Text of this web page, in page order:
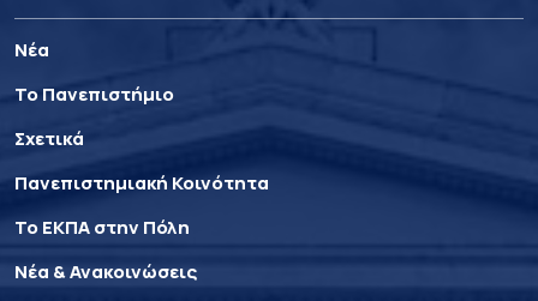
Νέα
Το Πανεπιστήμιο
Σχετικά
Πανεπιστημιακή Κοινότητα
Το ΕΚΠΑ στην Πόλη
Νέα & Ανακοινώσεις